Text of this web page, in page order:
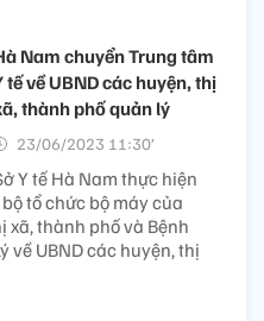
Nam chuyển Trung tâm
tế về UBND các huyện, thị
thành phố quản lý
23/06/2023 11:30’
Y tế Hà Nam thực hiện
tổ chức bộ máy của
xã, thành phố và Bệnh
về UBND các huyện, thị